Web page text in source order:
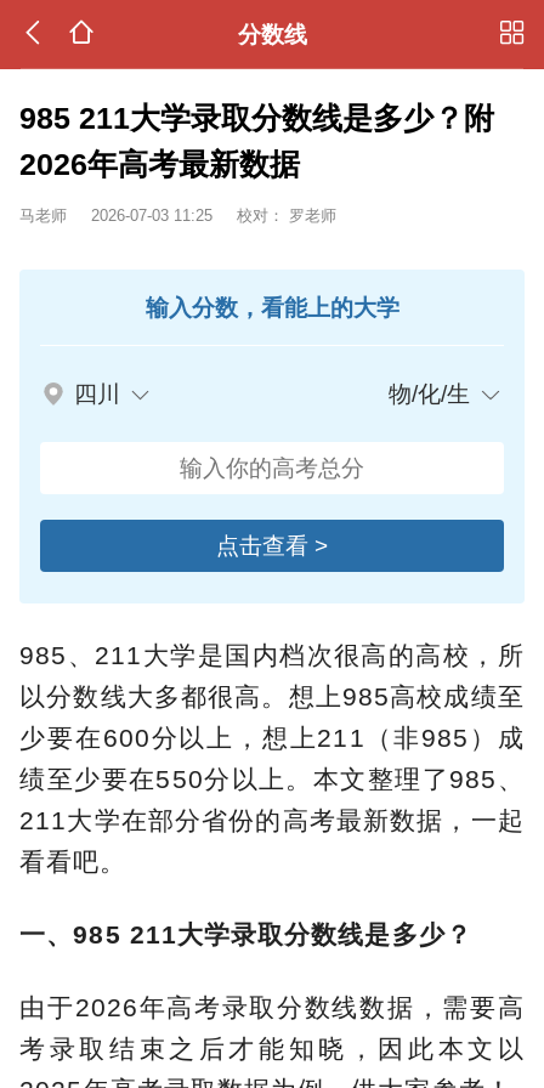
分数线
985 211大学录取分数线是多少？附
2026年高考最新数据
马老师 2026-07-03 11:25 校对： 罗老师
输入分数，看能上的大学
四川 物/化/生
点击查看 >
985、211大学是国内档次很高的高校，所
以分数线大多都很高。想上985高校成绩至
少要在600分以上，想上211（非985）成
绩至少要在550分以上。本文整理了985、
211大学在部分省份的高考最新数据，一起
看看吧。
一、985 211大学录取分数线是多少？
由于2026年高考录取分数线数据，需要高
考录取结束之后才能知晓，因此本文以